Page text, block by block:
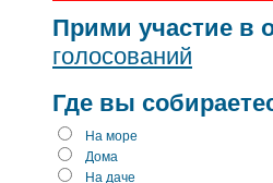
Прими участие в
голосований
Где вы
На море
Дома
На даче